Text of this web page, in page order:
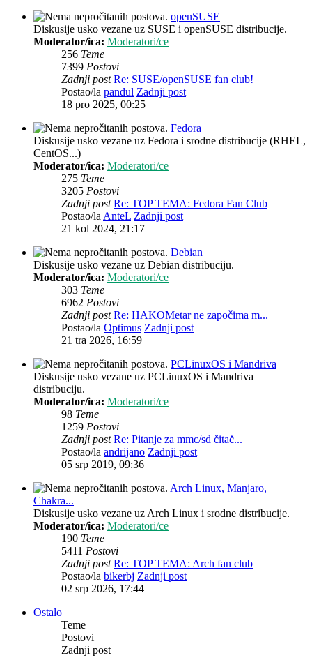
openSUSE
Diskusije usko vezane uz SUSE i openSUSE distribucije.
Moderator/ica: Moderatori/ce
256 Teme
7399 Postovi
Zadnji post Re: SUSE/openSUSE fan club!
Postao/la pandul Zadnji post
18 pro 2025, 00:25
Fedora
Diskusije usko vezane uz Fedora i srodne distribucije (RHEL,
CentOS...)
Moderator/ica: Moderatori/ce
275 Teme
3205 Postovi
Zadnji post Re: TOP TEMA: Fedora Fan Club
Postao/laAnteL Zadnji post
21 kol 2024, 21:17
Debian
Diskusije usko vezane uz Debian distribuciju.
Moderator/ica: Moderatori/ce
303 Teme
6962 Postovi
Zadnji post Re: HAKOMetar ne započima m...
Postao/la Optimus Zadnji post
21 tra 2026, 16:59
PCLinuxOS i Mandriva
Diskusije usko vezane uz PCLinuxOS i Mandriva
distribuciju.
Moderator/ica: Moderatori/ce
98 Teme
1259 Postovi
Zadnji post Re: Pitanje za mmc/sd čitač...
Postao/la andrijano Zadnji post
05 srp 2019, 09:36
Arch Linux, Manjaro,
Chakra...
Diskusije usko vezane uz Arch Linux i srodne distribucije.
Moderator/ica: Moderatori/ce
190 Teme
5411 Postovi
Zadnji post Re: TOP TEMA: Arch fan club
Postao/la bikerbj Zadnji post
02 srp 2026, 17:44
Ostalo
Teme
Postovi
Zadnji post